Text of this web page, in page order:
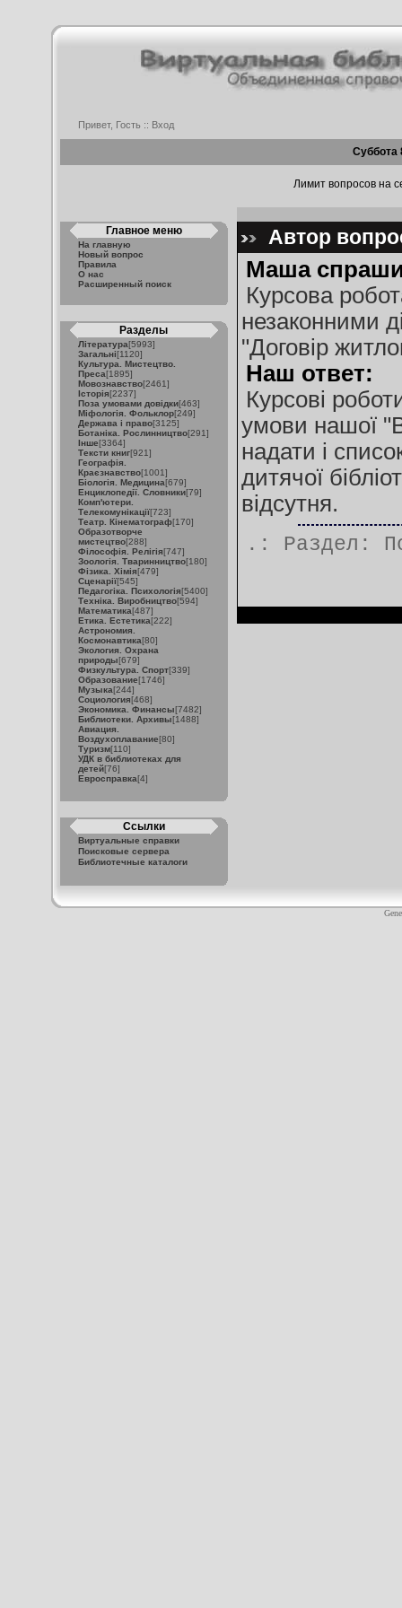
Привет, Гость :: Вход
Суббота
Лимит вопросов на
Главное меню
На главную
Новый вопрос
Правила
О нас
Расширенный поиск
Разделы
Література[5993]
Загальні[1120]
Культура. Мистецтво.
Преса[1895]
Мовознавство[2461]
Історія[2237]
Поза умовами довідки[463]
Міфологія. Фольклор[249]
Держава і право[3125]
Ботаніка. Рослинництво[291]
Інше[3364]
Тексти книг[921]
Географія.
Краєзнавство[1001]
Біологія. Медицина[679]
Енциклопедії. Словники[79]
Комп'ютери.
Телекомунікації[723]
Театр. Кінематограф[170]
Образотворче
мистецтво[288]
Філософія. Релігія[747]
Зоологія. Тваринництво[180]
Фізика. Хімія[479]
Сценарії[545]
Педагогіка. Психологія[5400]
Техніка. Виробництво[594]
Математика[487]
Етика. Естетика[222]
Астрономия.
Космонавтика[80]
Экология. Охрана
природы[679]
Физкультура. Спорт[339]
Образование[1746]
Музыка[244]
Социология[468]
Экономика. Финансы[7482]
Библиотеки. Архивы[1488]
Авиация.
Воздухоплавание[80]
Туризм[110]
УДК в библиотеках для
детей[76]
Евросправка[4]
Ссылки
Виртуальные справки
Поисковые сервера
Библиотечные каталоги
Автор
Маша
Курсова
незаконними
"Договір
Наш ответ:
Курсові
умови нашої
надати і
дитячої
відсутня.
.: Раздел: